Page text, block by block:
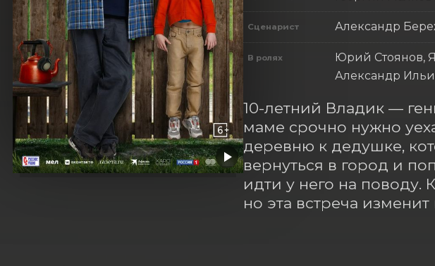
Сценарист Александр
В ролях
Юрий Стоянов,
Александр
10-летний Владик —
маме срочно нужно
деревню к дедушке,
вернуться в город и
идти у него на поводу.
но эта встреча изменит